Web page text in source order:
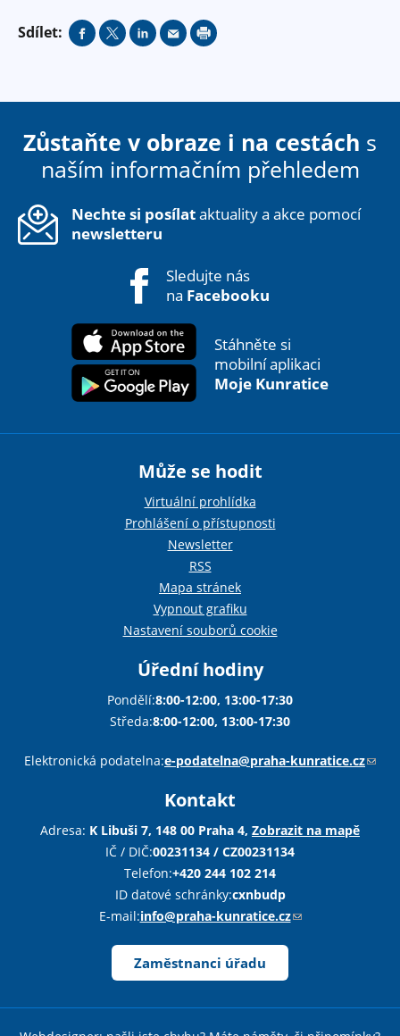
Sdílet:
Zůstaňte v obraze i na cestách s
naším informačním přehledem
Nechte si posílataktuality a akce pomocí
newsletteru
Sledujte nás
na Facebooku
Stáhněte si
mobilní aplikaci
Moje Kunratice
Může se hodit
Virtuální prohlídka
Prohlášení o přístupnosti
Newsletter
RSS
Mapa stránek
Vypnout grafiku
Nastavení souborů cookie
Úřední hodiny
Pondělí:8:00-12:00, 13:00-17:30
Středa:8:00-12:00, 13:00-17:30
Elektronická podatelna:e-podatelna@praha-kunratice.cz(
Kontakt
Adresa: K Libuši 7, 148 00 Praha 4, Zobrazit na mapě
IČ / DIČ:00231134 / CZ00231134
Telefon:+420 244 102 214
ID datové schránky:cxnbudp
E-mail:info@praha-kunratice.cz(
Zaměstnanci úřadu